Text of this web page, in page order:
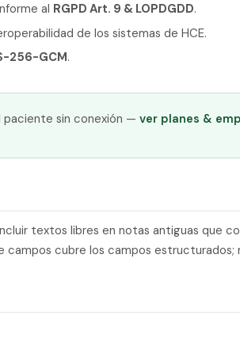
al RGPD Art. 9 & LOPDGDD.
de los sistemas de HCE.
256-GCM.
sin conexión — ver planes &
textos libres en notas antiguas que
cubre los campos estructurados;